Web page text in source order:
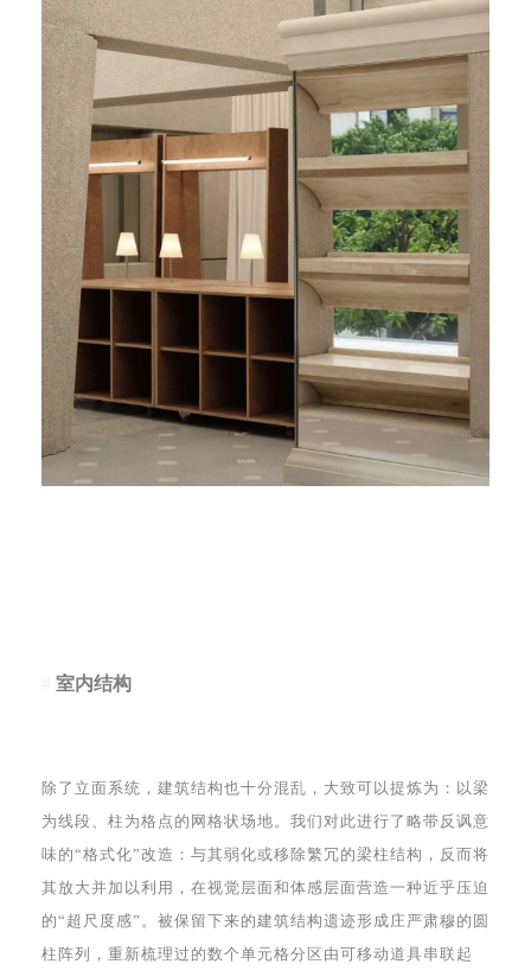
室内结构
除了立面系统，建筑结构也十分混乱，大致可以提炼为：以梁
为线段、柱为格点的网格状场地。我们对此进行了略带反讽意
味的“格式化”改造：与其弱化或移除繁冗的梁柱结构，反而将
其放大并加以利用，在视觉层面和体感层面营造一种近乎压迫
的“超尺度感”。被保留下来的建筑结构遗迹形成庄严肃穆的圆
柱阵列，重新梳理过的数个单元格分区由可移动道具串联起